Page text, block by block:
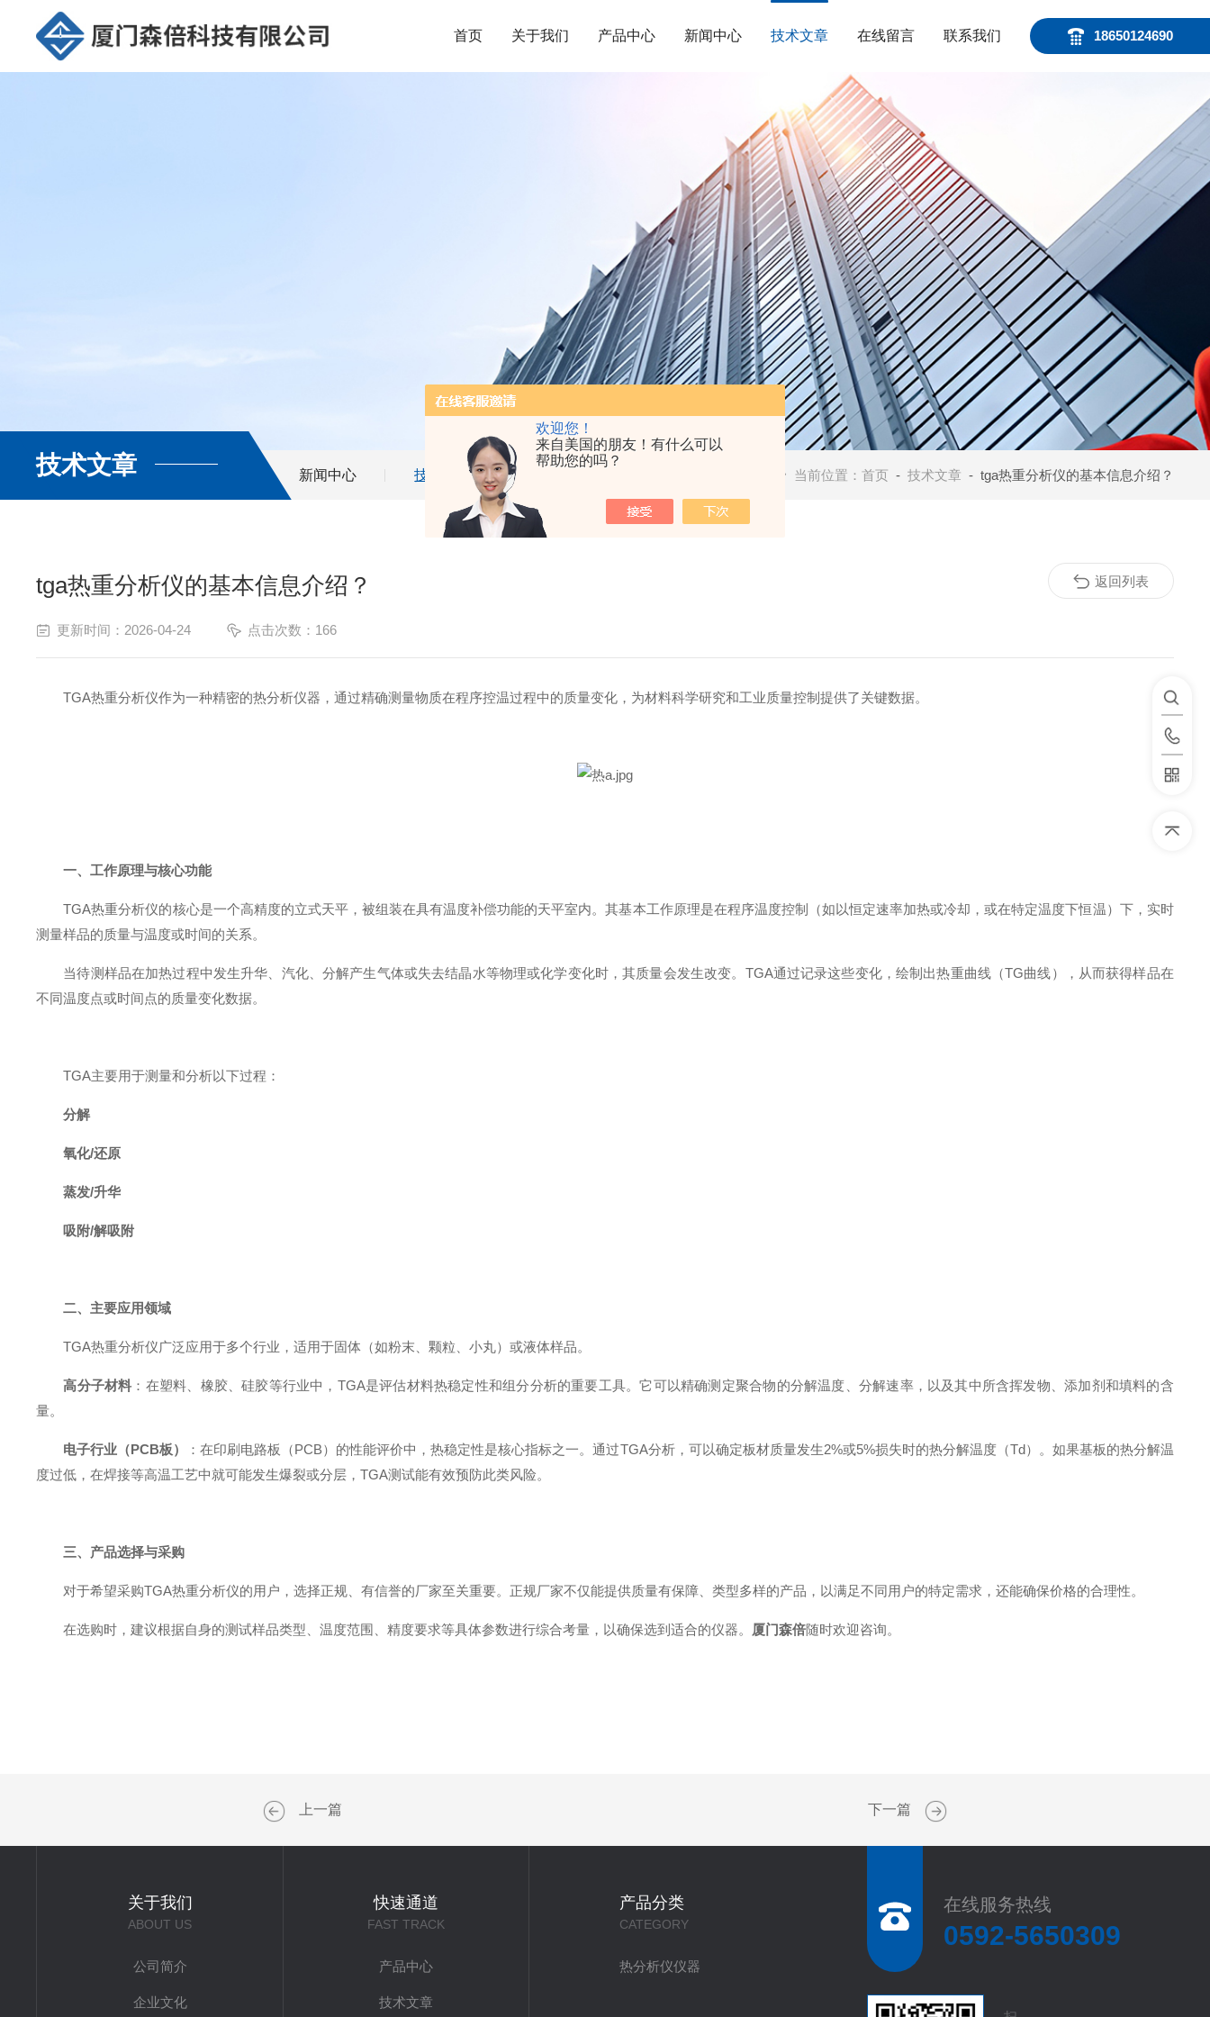
欢迎您！
来自美国的朋友！有什么可以
帮助您的吗？
18650124690
首页 关于我们 产品中心 新闻中心 技术文章 在线留言 联系我们
技术文章 新闻中心 技术文章 当前位置： 首页 - 技术文章 - tga热重分析仪的基本信息介绍？
tga热重分析仪的基本信息介绍？
更新时间：2026-04-24 点击次数：166
TGA热重分析仪作为一种精密的热分析仪器，通过精确测量物质在程序控温过程中的质量变化，为材料科学研究和工业质量控制提供了关键数据。
一、工作原理与核心功能
TGA热重分析仪的核心是一个高精度的立式天平，被组装在具有温度补偿功能的天平室内。其基本工作原理是在程序温度控制（如以恒定速率加热或冷却，或在特定温度下恒温）下，实时
测量样品的质量与温度或时间的关系。
当待测样品在加热过程中发生升华、汽化、分解产生气体或失去结晶水等物理或化学变化时，其质量会发生改变。TGA通过记录这些变化，绘制出热重曲线（TG曲线），从而获得样品在
不同温度点或时间点的质量变化数据。
TGA主要用于测量和分析以下过程：
分解
氧化/还原
蒸发/升华
吸附/解吸附
二、 主要应用领域
TGA热重分析仪广泛应用于多个行业，适用于固体（如粉末、颗粒、小丸）或液体样品。
高分子材料 ：在塑料、橡胶、硅胶等行业中，TGA是评估材料热稳定性和组分分析的重要工具。它可以精确测定聚合物的分解温度、分解速率，以及其中所含挥发物、添加剂和填料的含
量。
电子行业（PCB板）
：在印刷电路板（PCB）的性能评价中，热稳定性是核心指标之一。通过TGA分析，可以确定板材质量发生2%或5%损失时的热分解温度（Td）。如果基板的热分解温
度过低，在焊接等高温工艺中就可能发生爆裂或分层，TGA测试能有效预防此类风险。
三、 产品选择与采购
对于希望采购TGA热重分析仪的用户，选择正规、有信誉的厂家至关重要。正规厂家不仅能提供质量有保障、类型多样的产品，以满足不同用户的特定需求，还能确保价格的合理性。
在选购时，建议根据自身的测试样品类型、温度范围、精度要求等具体参数进行综合考量，以确保选到适合的仪器。 厦门森倍随时欢迎咨询。
返回列表
上一篇 下一篇
关于我们
ABOUT US
公司简介
企业文化
快速通道
FAST TRACK
产品中心
技术文章
产品分类
CATEGORY
热分析仪仪器
在线服务热线
0592-5650309